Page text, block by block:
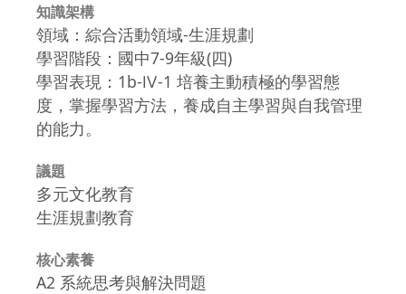
知識架構
領域：綜合活動領域-生涯規劃
學習階段：國中7-9年級(四)
學習表現：1b-Ⅳ-1 培養主動積極的學習態
度，掌握學習方法，養成自主學習與自我管理
的能力。
議題
多元文化教育
生涯規劃教育
核心素養
A2 系統思考與解決問題